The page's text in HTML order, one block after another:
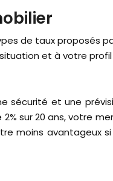
de taux proposés
et à votre profil
et une
sur 20 ans, votre
moins avantageux